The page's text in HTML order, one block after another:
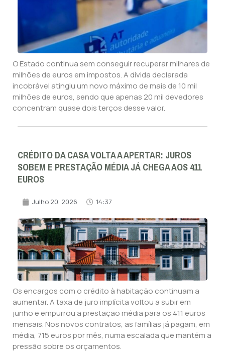
O Estado continua sem conseguir recuperar milhares de
milhões de euros em impostos. A dívida declarada
incobrável atingiu um novo máximo de mais de 10 mil
milhões de euros, sendo que apenas 20 mil devedores
concentram quase dois terços desse valor.
CRÉDITO DA CASA VOLTA A APERTAR: JUROS
SOBEM E PRESTAÇÃO MÉDIA JÁ CHEGA AOS 411
EUROS
Julho 20, 2026 14:37
Os encargos com o crédito à habitação continuam a
aumentar. A taxa de juro implícita voltou a subir em
junho e empurrou a prestação média para os 411 euros
mensais. Nos novos contratos, as famílias já pagam, em
média, 715 euros por mês, numa escalada que mantém a
pressão sobre os orçamentos.